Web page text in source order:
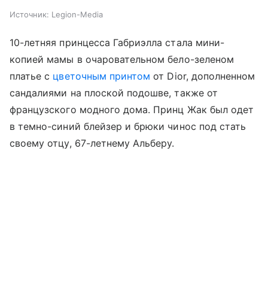
Источник: Legion-Media
10-летняя принцесса Габриэлла стала мини-
копией мамы в очаровательном бело-зеленом
платье с цветочным принтом от Dior, дополненном
сандалиями на плоской подошве, также от
французского модного дома. Принц Жак был одет
в темно-синий блейзер и брюки чинос под стать
своему отцу, 67-летнему Альберу.